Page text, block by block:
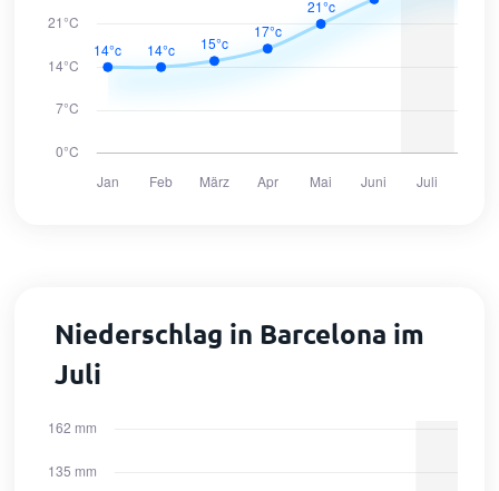
Niederschlag in Barcelona im
Juli